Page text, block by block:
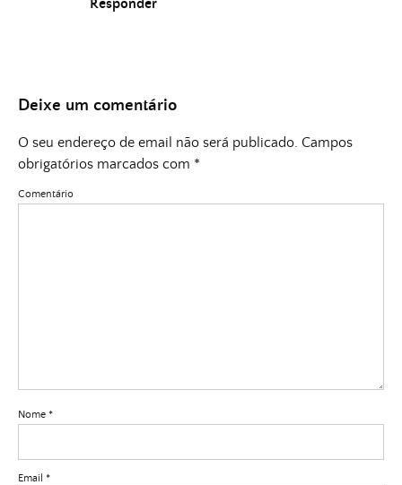
Responder
Deixe um comentário
O seu endereço de email não será publicado. Campos
obrigatórios marcados com *
Comentário
Nome *
Email *